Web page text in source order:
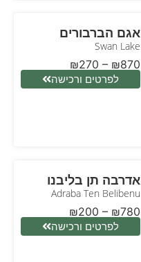
אגם הברבורים
Swan Lake
₪270 – ₪870
לפרטים ורכישה
אדרבה תן בליבנו
Adraba Ten Belibenu
₪200 – ₪780
לפרטים ורכישה